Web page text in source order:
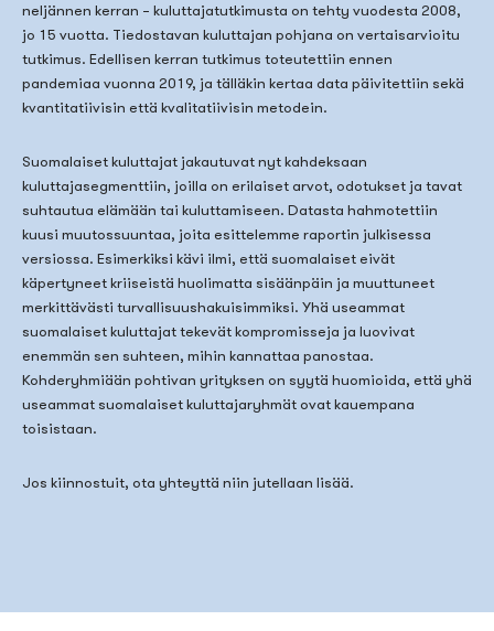
neljännen kerran – kuluttajatutkimusta on tehty vuodesta 2008,
jo 15 vuotta. Tiedostavan kuluttajan pohjana on vertaisarvioitu
tutkimus. Edellisen kerran tutkimus toteutettiin ennen
pandemiaa vuonna 2019, ja tälläkin kertaa data päivitettiin sekä
kvantitatiivisin että kvalitatiivisin metodein.
Suomalaiset kuluttajat jakautuvat nyt kahdeksaan
kuluttajasegmenttiin, joilla on erilaiset arvot, odotukset ja tavat
suhtautua elämään tai kuluttamiseen. Datasta hahmotettiin
kuusi muutossuuntaa, joita esittelemme raportin julkisessa
versiossa. Esimerkiksi kävi ilmi, että suomalaiset eivät
käpertyneet kriiseistä huolimatta sisäänpäin ja muuttuneet
merkittävästi turvallisuushakuisimmiksi. Yhä useammat
suomalaiset kuluttajat tekevät kompromisseja ja luovivat
enemmän sen suhteen, mihin kannattaa panostaa.
Kohderyhmiään pohtivan yrityksen on syytä huomioida, että yhä
useammat suomalaiset kuluttajaryhmät ovat kauempana
toisistaan.
Jos kiinnostuit, ota yhteyttä niin jutellaan lisää.